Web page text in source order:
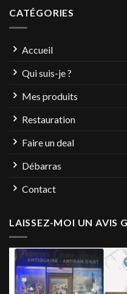
CATÉGORIES
Accueil
Qui suis-je ?
Mes produits
Restauration
Faire un deal
Débarras
Contact
LAISSEZ-MOI UN AVIS